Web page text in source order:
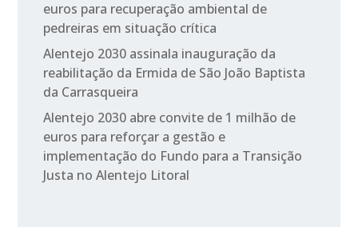
euros para recuperação ambiental de
pedreiras em situação crítica
Alentejo 2030 assinala inauguração da
reabilitação da Ermida de São João Baptista
da Carrasqueira
Alentejo 2030 abre convite de 1 milhão de
euros para reforçar a gestão e
implementação do Fundo para a Transição
Justa no Alentejo Litoral